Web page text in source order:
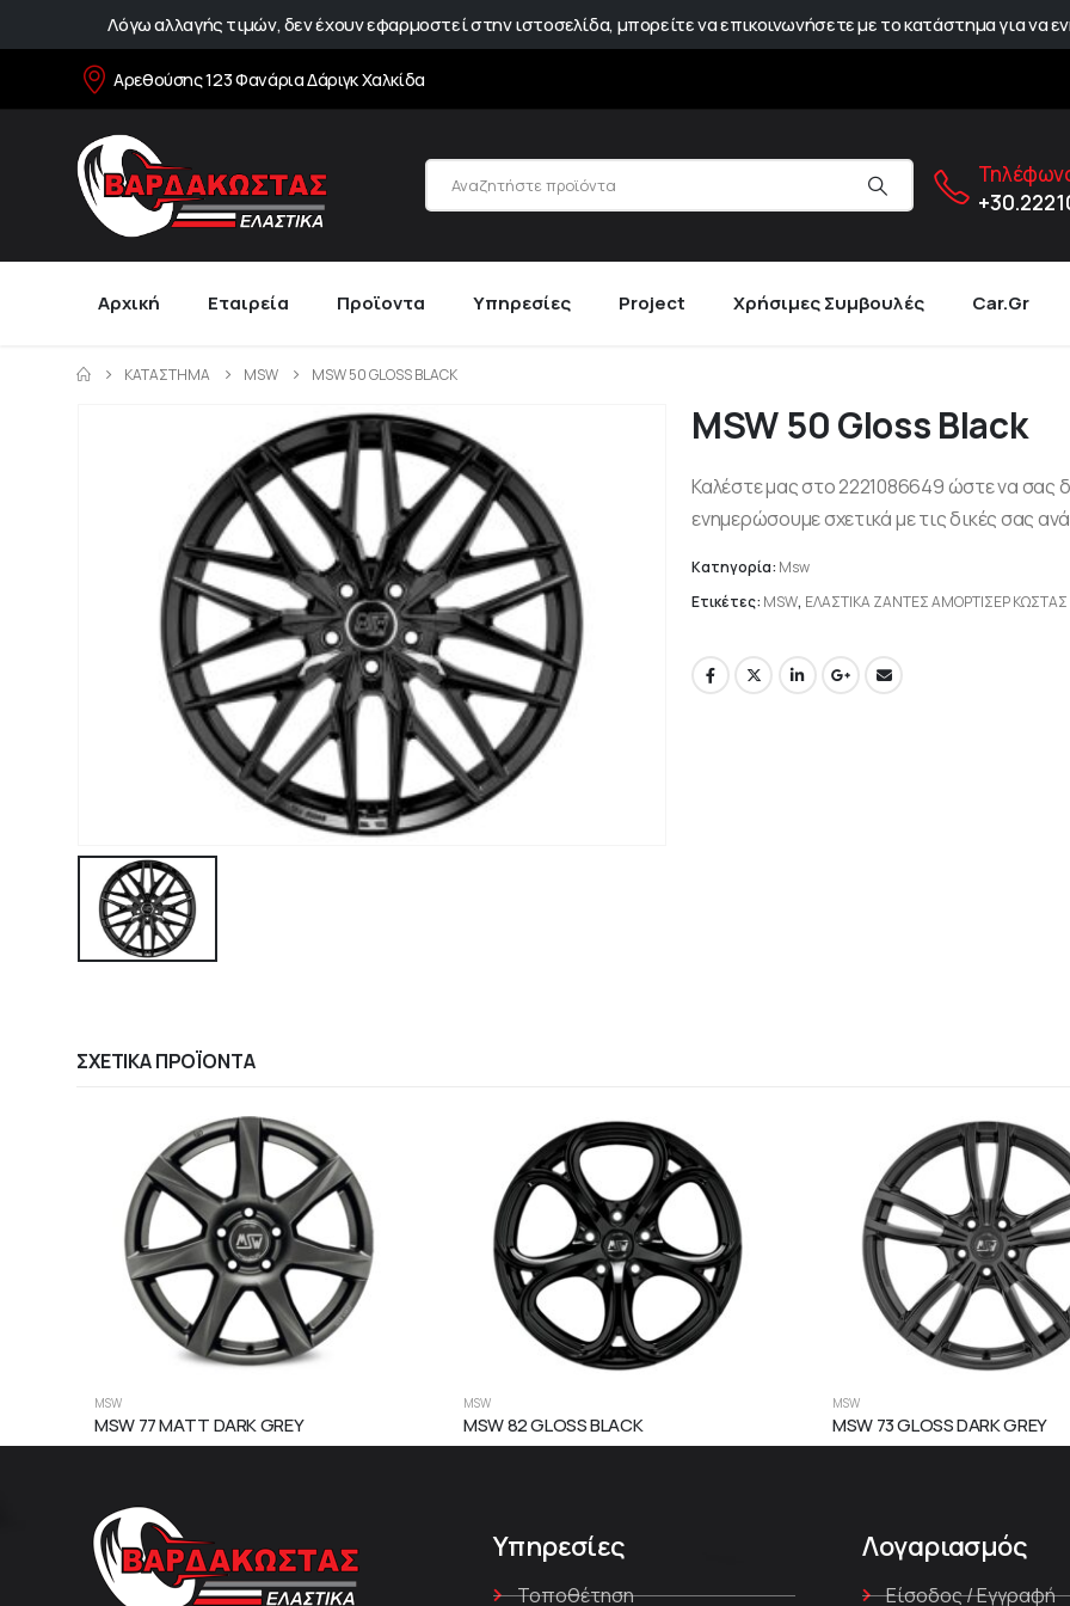
Λόγω αλλαγής τιμών, δεν έχουν εφαρμοστεί στην ιστοσελίδα, μπορείτε να επικοινωνήσετε με το κατάστημα για να
Αρεθούσης 123 Φανάρια Δάριγκ Χαλκίδα
Αρχική Εταιρεία Προϊοντα Υπηρεσίες Project Χρήσιμες Συμβουλές Car.gr
ΚΑΤΆΣΤΗΜΑ MSW MSW 50 GLOSS BLACK
MSW 50 Gloss Black
Καλέστε μας στο 2221086649 ώστε να σας
ενημερώσουμε σχετικά με τις δικές σας
Κατηγορία: Msw
Ετικέτες: MSW, ΕΛΑΣΤΙΚΑ ΖΑΝΤΕΣ ΑΜΟΡΤΙΣΕΡ
ΣΧΕΤΙΚΆ ΠΡΟΪΌΝΤΑ
MSW
MSW 77 MATT DARK GREY
MSW
MSW 82 GLOSS BLACK
MSW
MSW 73 GLOSS DARK GREY
Υπηρεσίες
Τοποθέτηση
Λογαριασμός
Είσοδος / Εγγραφή